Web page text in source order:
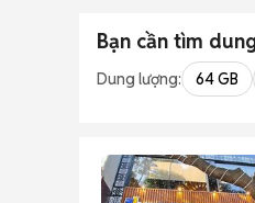
Bạn cần tìm
Dung lượng: 64 GB